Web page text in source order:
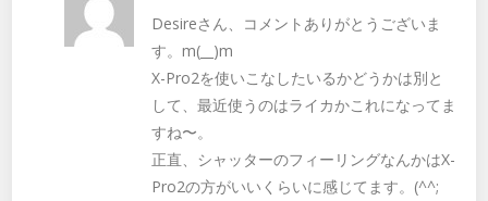
Desireさん、コメントありがとうございま
す。m(__)m
X-Pro2を使いこなしたいるかどうかは別と
して、最近使うのはライカかこれになってま
すね〜。
正直、シャッターのフィーリングなんかはX-
Pro2の方がいいくらいに感じてます。(^^;